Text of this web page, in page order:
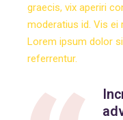
graecis, vix aperiri
moderatius id. Vis ei
Lorem ipsum dolor
referrentur.